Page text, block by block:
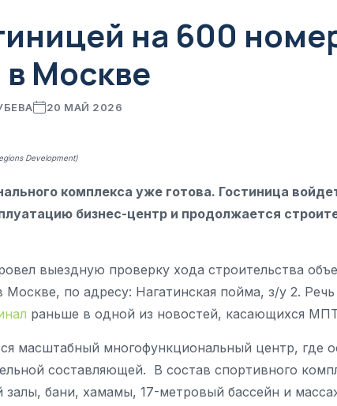
на 600
в Москве
20 МАЙ 2026
Development)
комплекса уже готова. Гостиница
бизнес-центр и продолжается
выездную проверку хода строительства
Москве, по адресу: Нагатинская пойма, з/у 2.
раньше в одной из новостей, касающихся
масштабный многофункциональный центр, где
составляющей. В состав спортивного
залы, бани, хамамы, 17-метровый бассейн и